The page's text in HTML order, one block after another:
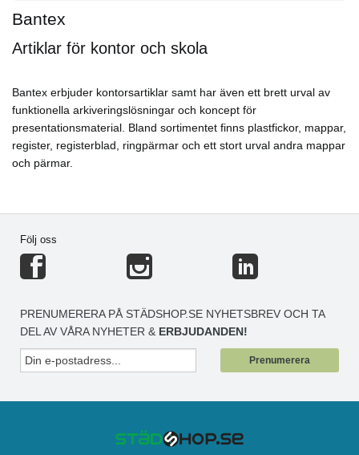
Bantex
Artiklar för kontor och skola
Bantex erbjuder kontorsartiklar samt har även ett brett urval av
funktionella arkiveringslösningar och koncept för
presentationsmaterial. Bland sortimentet finns plastfickor, mappar,
register, registerblad, ringpärmar och ett stort urval andra mappar
och pärmar.
Följ oss
PRENUMERERA PÅ STÄDSHOP.SE NYHETSBREV OCH TA
DEL AV VÅRA NYHETER & ERBJUDANDEN!
Prenumerera